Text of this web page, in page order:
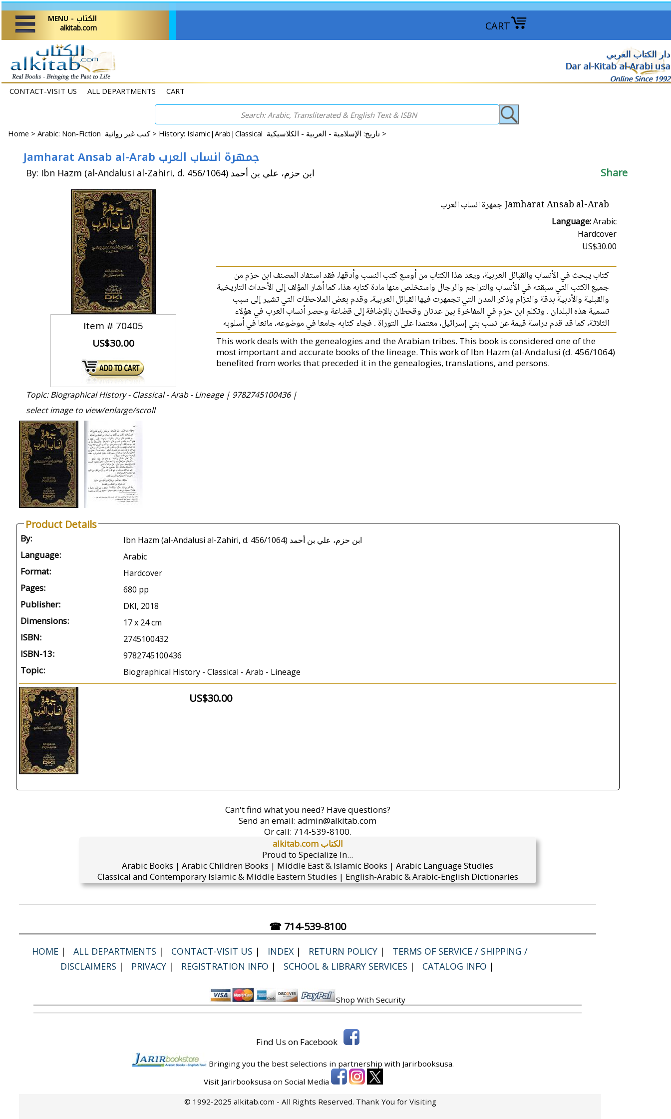
CART
MENU - الكتاب
alkitab.com
دار الكتاب العربي
Dar al-Kitab al-Arabi usa
Online Since 1992
CONTACT-VISIT US ALL DEPARTMENTS CART
Home > Arabic: Non-Fiction كتب غير روائية > History: Islamic|Arab|Classical تاريخ: الإسلامية - العربية - الكلاسيكية >
Jamharat Ansab al-Arab جمهرة انساب العرب
By: Ibn Hazm (al-Andalusi al-Zahiri, d. 456/1064) ابن حزم، علي بن أحمد Share
Item # 70405
US$30.00
Jamharat Ansab al-Arab جمهرة انساب العرب
Language:Arabic
Hardcover
US$30.00
كتاب يبحث في الأنساب والقبائل العربية، ويعد هذا الكتاب من أوسع كتب النسب وأدقها، فقد استفاد المصنف ابن حزم من
جميع الكتب التي سبقته في الأنساب والتراجم والرجال واستخلص منها مادة كتابه هذا، كما أشار المؤلف إلى الأحداث التاريخية
والقبلية والأدبية بدقة والتزام وذكر المدن التي تجمهرت فيها القبائل العربية، وقدم بعض الملاحظات التي تشير إلى سبب
تسمية هذه البلدان . وتكلم ابن حزم في المفاخرة بين عدنان وقحطان بالإضافة إلى قضاعة وحصر أنساب العرب في هؤلاء
الثلاثة، كما قد قدم دراسة قيمة عن نسب بني إسرائيل، معتمدا على التوراة . فجاء كتابه جامعا في موضوعه، مانعا في أسلوبه
This work deals with the genealogies and the Arabian tribes. This book is considered one of the
most important and accurate books of the lineage. This work of Ibn Hazm (al-Andalusi (d. 456/1064)
benefited from works that preceded it in the genealogies, translations, and persons.
Topic: Biographical History - Classical - Arab - Lineage | 9782745100436 |
select image to view/enlarge/scroll
Product Details
By: Ibn Hazm (al-Andalusi al-Zahiri, d. 456/1064) ابن حزم، علي بن أحمد
Language: Arabic
Format: Hardcover
Pages: 680 pp
Publisher: DKI, 2018
Dimensions: 17 x 24 cm
ISBN: 2745100432
ISBN-13: 9782745100436
Topic: Biographical History - Classical - Arab - Lineage
US$30.00
Can't find what you need? Have questions?
Send an email: admin@alkitab.com
Or call: 714-539-8100.
alkitab.com الكتاب
Proud to Specialize In...
Arabic Books | Arabic Children Books | Middle East & Islamic Books | Arabic Language Studies
Classical and Contemporary Islamic & Middle Eastern Studies | English-Arabic & Arabic-English Dictionaries
☎ 714-539-8100
HOME | ALL DEPARTMENTS | CONTACT-VISIT US | INDEX | RETURN POLICY |
TERMS OF SERVICE / SHIPPING /
DISCLAIMERS | PRIVACY | REGISTRATION INFO | SCHOOL & LIBRARY SERVICES | CATALOG INFO |
Shop With Security
Find Us on Facebook
Bringing you the best selections in partnership with Jarirbooksusa.
Visit Jarirbooksusa on Social Media
© 1992-2025 alkitab.com - All Rights Reserved. Thank You for Visiting